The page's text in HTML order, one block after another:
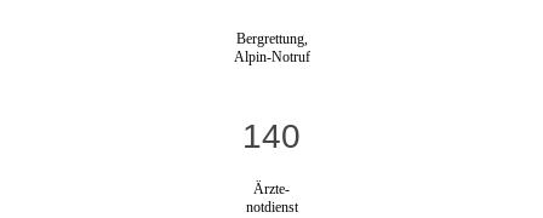
Bergrettung,
Alpin-Notruf
140
Ärzte-
notdienst